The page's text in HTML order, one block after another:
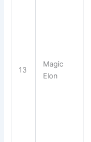
13
Magic
Elon